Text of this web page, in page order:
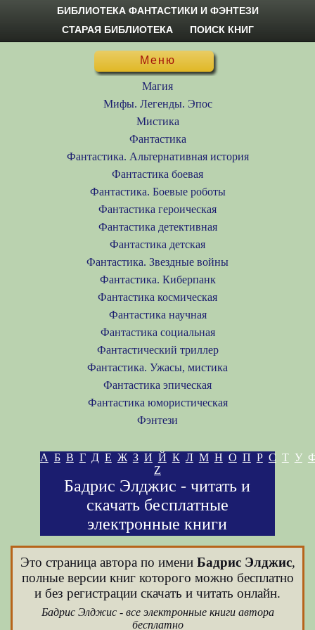
БИБЛИОТЕКА ФАНТАСТИКИ И ФЭНТЕЗИ
СТАРАЯ БИБЛИОТЕКА
ПОИСК КНИГ
Меню
Магия
Мифы. Легенды. Эпос
Мистика
Фантастика
Фантастика. Альтернативная история
Фантастика боевая
Фантастика. Боевые роботы
Фантастика героическая
Фантастика детективная
Фантастика детская
Фантастика. Звездные войны
Фантастика. Киберпанк
Фантастика космическая
Фантастика научная
Фантастика социальная
Фантастический триллер
Фантастика. Ужасы, мистика
Фантастика эпическая
Фантастика юмористическая
Фэнтези
А Б В Г Д Е Ж З И Й К Л М Н О П Р С Т У
Z
Бадрис Элджис - читать и
скачать бесплатные
электронные книги
Это страница автора по имени Бадрис Элджис,
полные версии книг которого можно бесплатно
и без регистрации скачать и читать онлайн.
Бадрис Элджис - все электронные книги автора
бесплатно